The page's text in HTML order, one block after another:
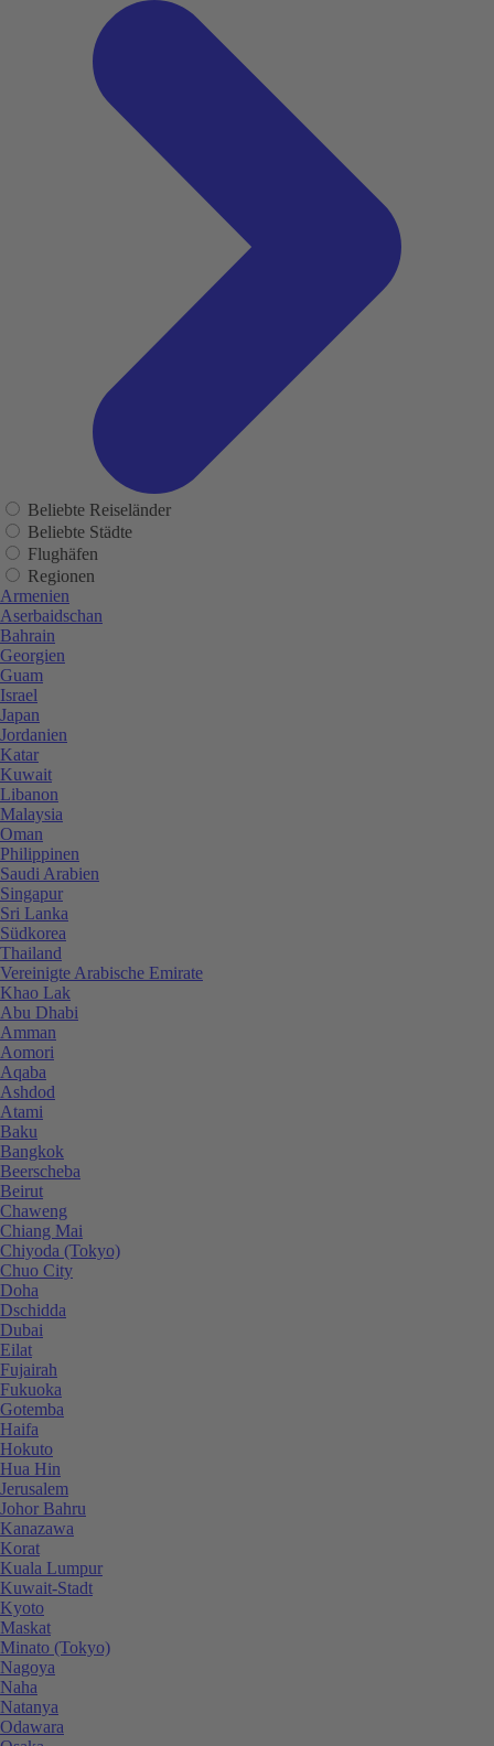
Beliebte Reiseländer
Beliebte Städte
Flughäfen
Regionen
Armenien
Aserbaidschan
Bahrain
Georgien
Guam
Israel
Japan
Jordanien
Katar
Kuwait
Libanon
Malaysia
Oman
Philippinen
Saudi Arabien
Singapur
Sri Lanka
Südkorea
Thailand
Vereinigte Arabische Emirate
Khao Lak
Abu Dhabi
Amman
Aomori
Aqaba
Ashdod
Atami
Baku
Bangkok
Beerscheba
Beirut
Chaweng
Chiang Mai
Chiyoda (Tokyo)
Chuo City
Doha
Dschidda
Dubai
Eilat
Fujairah
Fukuoka
Gotemba
Haifa
Hokuto
Hua Hin
Jerusalem
Johor Bahru
Kanazawa
Korat
Kuala Lumpur
Kuwait-Stadt
Kyoto
Maskat
Minato (Tokyo)
Nagoya
Naha
Natanya
Odawara